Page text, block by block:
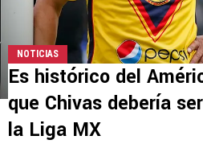
NOTICIAS
Es histórico del
que Chivas debería
la Liga MX